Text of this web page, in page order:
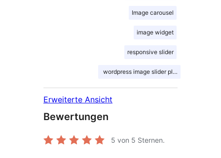
Image carousel
image widget
responsive slider
wordpress image slider plugin
Erweiterte Ansicht
Bewertungen
5 von 5 Sternen.